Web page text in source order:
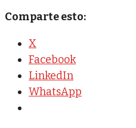
Comparte esto:
X
Facebook
LinkedIn
WhatsApp